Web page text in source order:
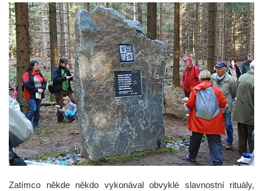
Zatímco někde někdo vykonával obvyklé slavnostní rituály,